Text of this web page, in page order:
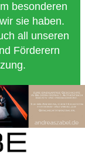
besonderen
sie haben.
all unseren
Förderern